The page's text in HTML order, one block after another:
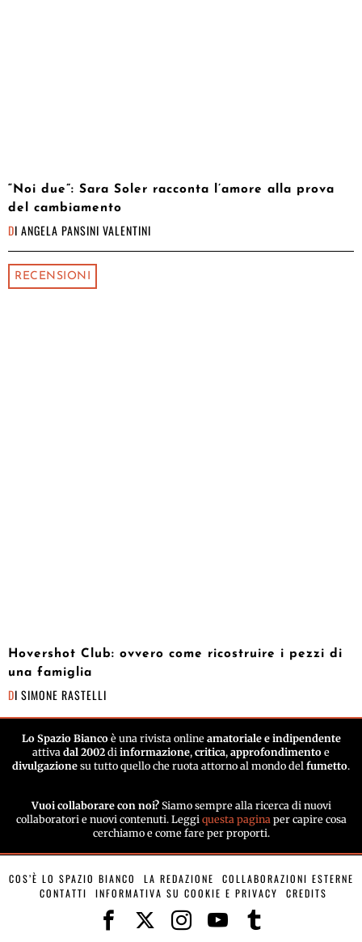
“Noi due”: Sara Soler racconta l’amore alla prova
del cambiamento
DI ANGELA PANSINI VALENTINI
RECENSIONI
Hovershot Club: ovvero come ricostruire i pezzi di
una famiglia
DI SIMONE RASTELLI
Lo Spazio Biancoè una rivista online amatoriale e indipendente
attiva dal 2002 di informazione, critica, approfondimento e
divulgazione su tutto quello che ruota attorno al mondo del fumetto.
Vuoi collaborare con noi? Siamo sempre alla ricerca di nuovi
collaboratori e nuovi contenuti. Leggi questa paginaper capire cosa
cerchiamo e come fare per proporti.
COS’È LO SPAZIO BIANCO LA REDAZIONE
COLLABORAZIONI ESTERNE
CONTATTI
INFORMATIVA SU COOKIE E PRIVACY CREDITS